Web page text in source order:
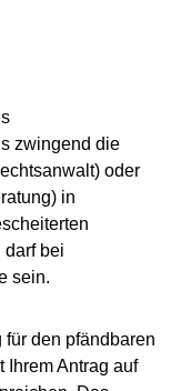
zwingend die
oder
in
bei
sein.
den pfändbaren
Ihrem Antrag auf